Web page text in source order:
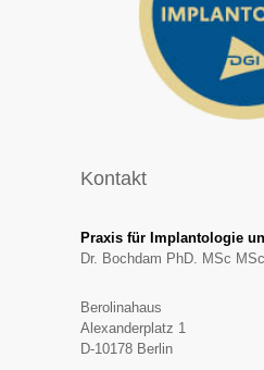
Kontakt
Praxis für Implantologie
Dr. Bochdam PhD. MSc
Berolinahaus
Alexanderplatz 1
D-10178 Berlin